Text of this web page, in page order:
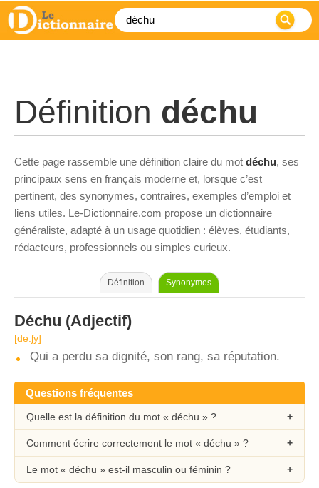
Définition déchu
Cette page rassemble une définition claire du mot déchu, ses
principaux sens en français moderne et, lorsque c’est
pertinent, des synonymes, contraires, exemples d’emploi et
liens utiles. Le-Dictionnaire.com propose un dictionnaire
généraliste, adapté à un usage quotidien : élèves, étudiants,
rédacteurs, professionnels ou simples curieux.
Définition Synonymes
Déchu (Adjectif)
[de.ʃy]
Qui a perdu sa dignité, son rang, sa réputation.
Questions fréquentes
Quelle est la définition du mot « déchu » ?
Comment écrire correctement le mot « déchu » ?
Le mot « déchu » est-il masculin ou féminin ?